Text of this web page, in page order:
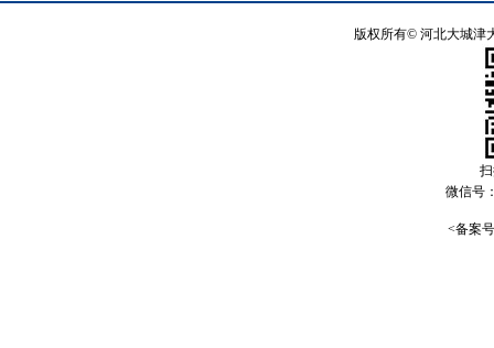
版权所有© 河北大城津
微信号
<备案